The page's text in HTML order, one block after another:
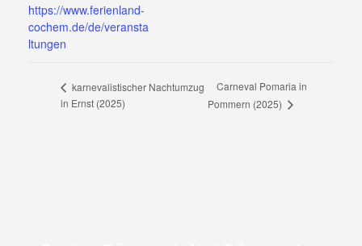
https://www.ferienland-
cochem.de/de/veransta
ltungen
karnevalistischer Nachtumzug
in Ernst (2025)
Carneval Pomaria in
Pommern (2025)